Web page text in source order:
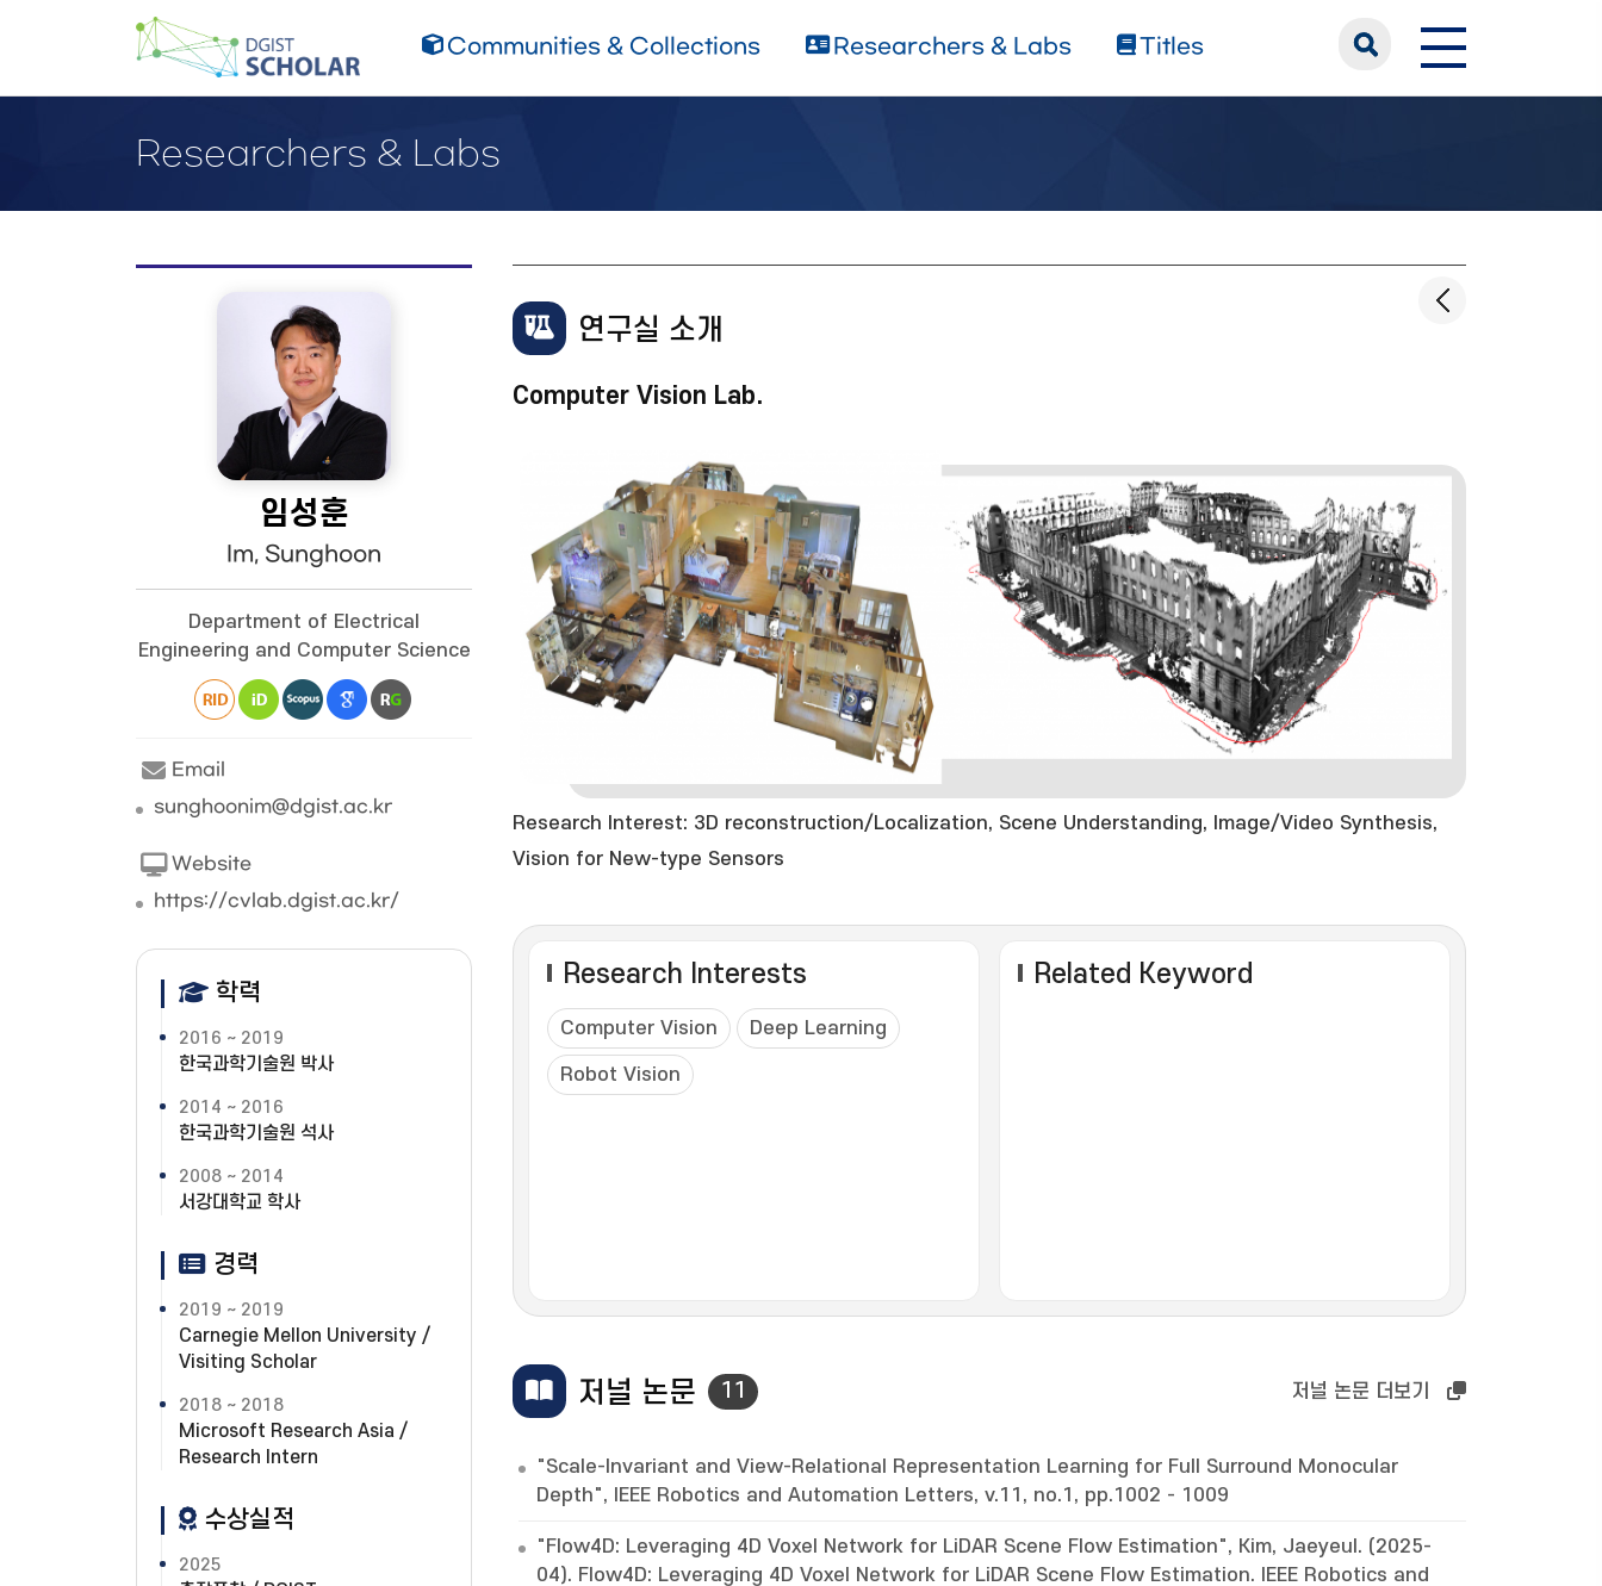
Communities & Collections Researchers & Labs Titles
Researchers & Labs
임성훈
Im, Sunghoon
Department of Electrical
Engineering and Computer Science
Email
sunghoonim@dgist.ac.kr
Website
https://cvlab.dgist.ac.kr/
학력
2016 ~ 2019
한국과학기술원 박사
2014 ~ 2016
한국과학기술원 석사
2008 ~ 2014
서강대학교 학사
경력
2019 ~ 2019
Carnegie Mellon University /
Visiting Scholar
2018 ~ 2018
Microsoft Research Asia /
Research Intern
수상실적
2025
연구실 소개
Computer Vision Lab.
Research Interest: 3D reconstruction/Localization, Scene Understanding, Image/Video Synthesis,
Vision for New-type Sensors
Research Interests
Computer Vision Deep Learning
Robot Vision
Related Keyword
저널 논문 11 저널 논문 더보기
"Scale-Invariant and View-Relational Representation Learning for Full Surround Monocular
Depth", IEEE Robotics and Automation Letters, v.11, no.1, pp.1002 - 1009
"Flow4D: Leveraging 4D Voxel Network for LiDAR Scene Flow Estimation", Kim, Jaeyeul. (2025-
04). Flow4D: Leveraging 4D Voxel Network for LiDAR Scene Flow Estimation. IEEE Robotics and